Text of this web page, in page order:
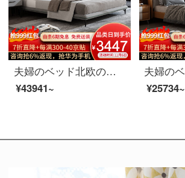
夫婦のベッド北欧の軽奢な布芸ダブルベッド1.8メートルのイタリア式のきわめて簡単な寝室は木のベッドの逸品の家具のベッド+マットレス+マットレス+マットレス*2 1800*2000を分解して洗うことができます。
¥43941~
¥25734~